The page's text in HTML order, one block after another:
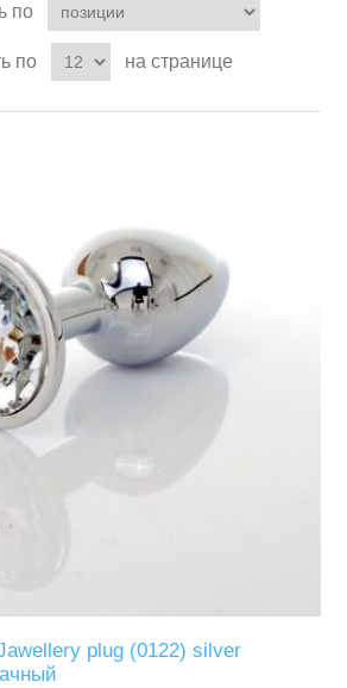
по
по на странице
plug (0122) silver